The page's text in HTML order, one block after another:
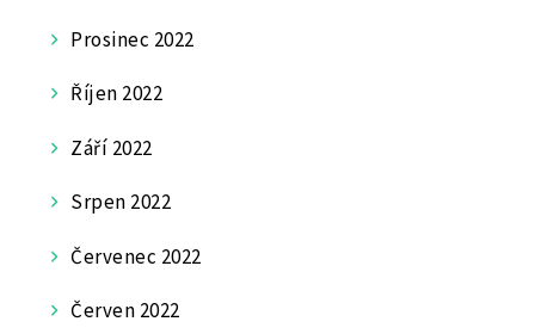
Prosinec 2022
Říjen 2022
Září 2022
Srpen 2022
Červenec 2022
Červen 2022